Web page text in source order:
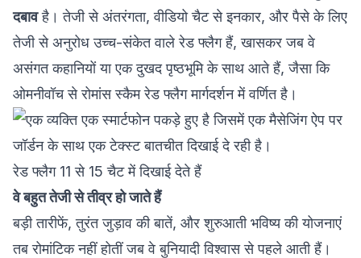
दबावहै। तेजी से अंतरंगता, वीडियो चैट से इनकार, और पैसे के लिए
तेजी से अनुरोध उच्च-संकेत वाले रेड फ्लैग हैं, खासकर जब वे
असंगत कहानियों या एक दुखद पृष्ठभूमि के साथ आते हैं, जैसा कि
ओमनीवॉच से रोमांस स्कैम रेड फ्लैग मार्गदर्शनमें वर्णित है।
रेड फ्लैग 11 से 15 चैट में दिखाई देते हैं
वे बहुत तेजी से तीव्र हो जाते हैं
बड़ी तारीफें, तुरंत जुड़ाव की बातें, और शुरुआती भविष्य की योजनाएं
तब रोमांटिक नहीं होतीं जब वे बुनियादी विश्वास से पहले आती हैं।